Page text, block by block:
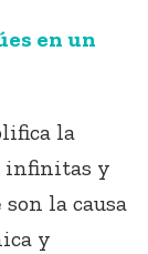
en un
la
infinitas y
la causa
y